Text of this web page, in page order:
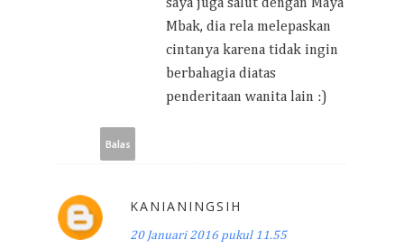
saya juga salut dengan Maya
Mbak, dia rela melepaskan
cintanya karena tidak ingin
berbahagia diatas
penderitaan wanita lain :)
Balas
KANIANINGSIH
20 Januari 2016 pukul 11.55